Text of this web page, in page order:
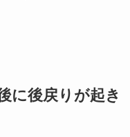
に後戻りが起き